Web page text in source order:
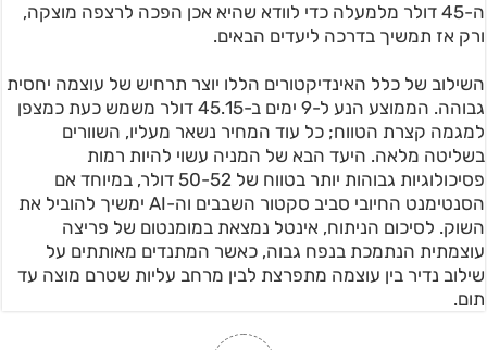
ה-45 דולר מלמעלה כדי לוודא שהיא אכן הפכה לרצפה מוצקה,
ורק אז תמשיך בדרכה ליעדים הבאים.
השילוב של כלל האינדיקטורים הללו יוצר תרחיש של עוצמה יחסית
גבוהה. הממוצע הנע ל-9 ימים ב-45.15 דולר משמש כעת כמצפן
למגמה קצרת הטווח; כל עוד המחיר נשאר מעליו, השוורים
בשליטה מלאה. היעד הבא של המניה עשוי להיות רמות
פסיכולוגיות גבוהות יותר בטווח של 50-52 דולר, במיוחד אם
הסנטימנט החיובי סביב סקטור השבבים וה-AI ימשיך להוביל את
השוק. לסיכום הניתוח, אינטל נמצאת במומנטום של פריצה
עוצמתית הנתמכת בנפח גבוה, כאשר המתנדים מאותתים על
שילוב נדיר בין עוצמה מתפרצת לבין מרחב עליות שטרם מוצה עד
תום.